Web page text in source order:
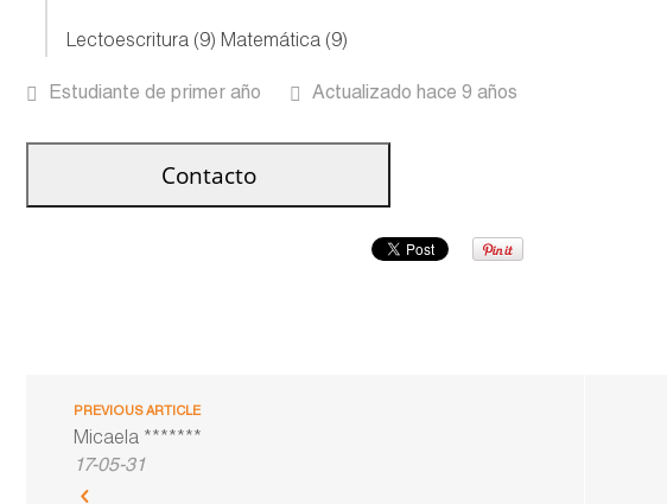
Lectoescritura (9) Matemática (9)
Estudiante de primer año Actualizado hace 9 años
PREVIOUS ARTICLE
Micaela *******
17-05-31